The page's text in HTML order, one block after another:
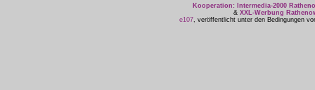
Kooperation: Intermedia-2000
& XXL-Werbung
e107, veröffentlicht unter den Bedingungen